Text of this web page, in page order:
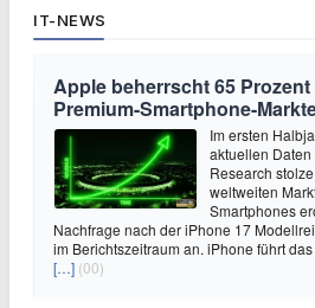
IT-NEWS
Apple beherrscht 65
Premium-Smartphone-
Im ersten
aktuellen
Research
weltweiten
Smartphones
Nachfrage nach der iPhone 17
im Berichtszeitraum an. iPhone führt
[…] (00)